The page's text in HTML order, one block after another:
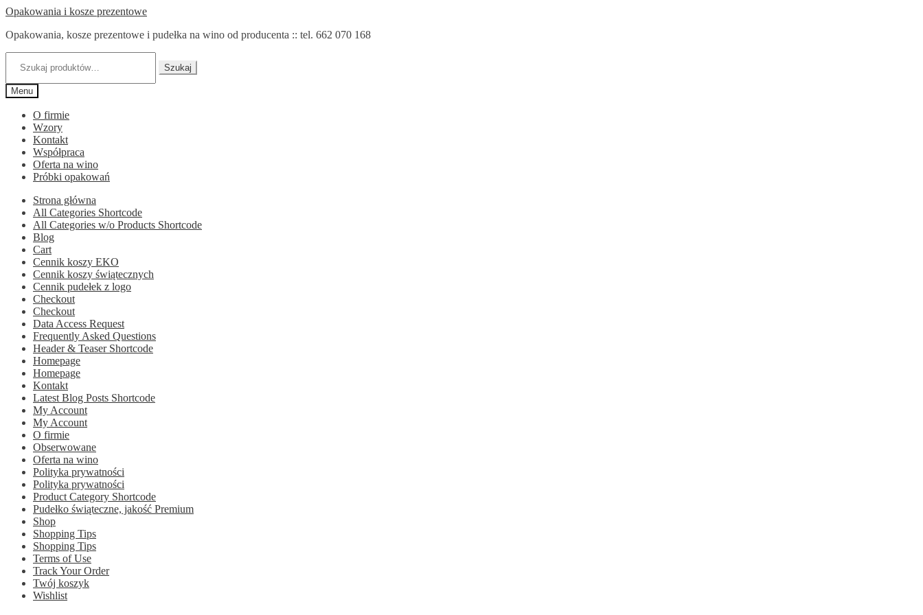
Przejdź
nawigacji
Przejdź
treści
Opakowania i kosze prezentowe
Opakowania, kosze prezentowe i pudełka na wino od producenta :: tel. 662 070 168
Szukaj
Menu
O firmie
Wzory
Kontakt
Współpraca
Oferta na wino
Próbki opakowań
Strona główna
All Categories Shortcode
All Categories w/o Products Shortcode
Blog
Cart
Cennik koszy EKO
Cennik koszy świątecznych
Cennik pudełek z logo
Checkout
Checkout
Data Access Request
Frequently Asked Questions
Header & Teaser Shortcode
Homepage
Homepage
Kontakt
Latest Blog Posts Shortcode
My Account
My Account
O firmie
Obserwowane
Oferta na wino
Polityka prywatności
Polityka prywatności
Product Category Shortcode
Pudełko świąteczne, jakość Premium
Shop
Shopping Tips
Shopping Tips
Terms of Use
Track Your Order
Twój koszyk
Wishlist